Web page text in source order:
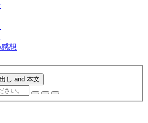
想
し and 本文